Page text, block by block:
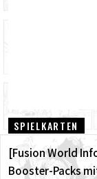
SPIELKARTEN
[Fusion World
Booster-Packs